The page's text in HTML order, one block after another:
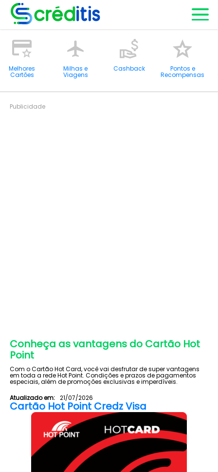
Melhores
Cartões
Milhas e
Viagens
Cashback Pontos e
Recompensas
Publicidade
Conheça as vantagens do Cartão Hot
Point
Com o Cartão Hot Card, você vai desfrutar de super vantagens
em toda a rede Hot Point. Condições e prazos de pagamentos
especiais, além de promoções exclusivas e imperdíveis.
Atualizado em: 21/07/2026
Cartão Hot Point Credz Visa